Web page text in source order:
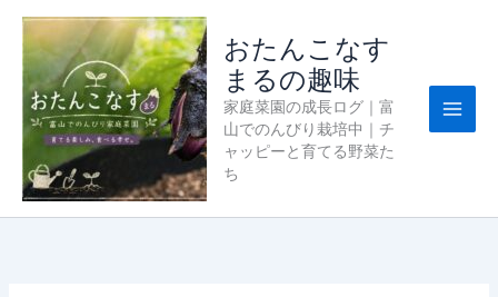
おたんこなす
まるの趣味
家庭菜園の成長ログ｜富
山でのんびり栽培中｜チ
ャッピーと育てる野菜た
ち